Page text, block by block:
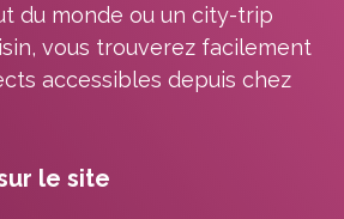
du monde ou un city-trip
vous trouverez facilement
accessibles depuis chez
le site